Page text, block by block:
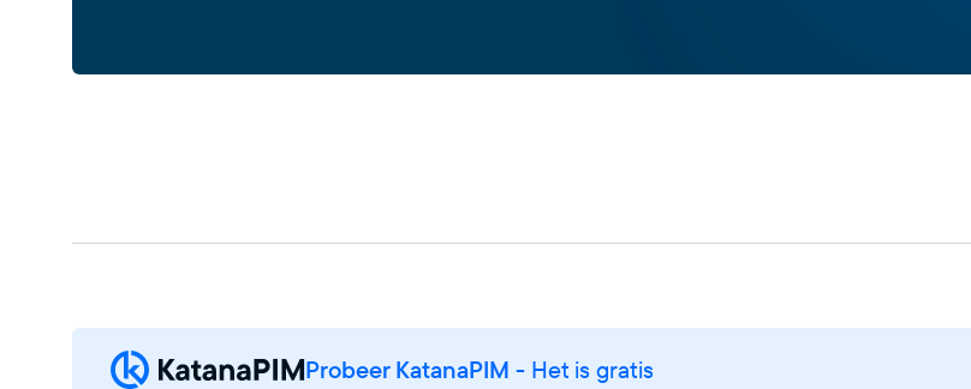
Probeer KatanaPIM - Het is gratis